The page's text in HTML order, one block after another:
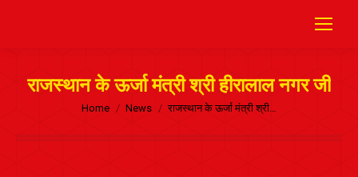
राजस्थान के ऊर्जा मंत्री श्री हीरालाल नगर जी
Home News राजस्थान के ऊर्जा मंत्री श्री…